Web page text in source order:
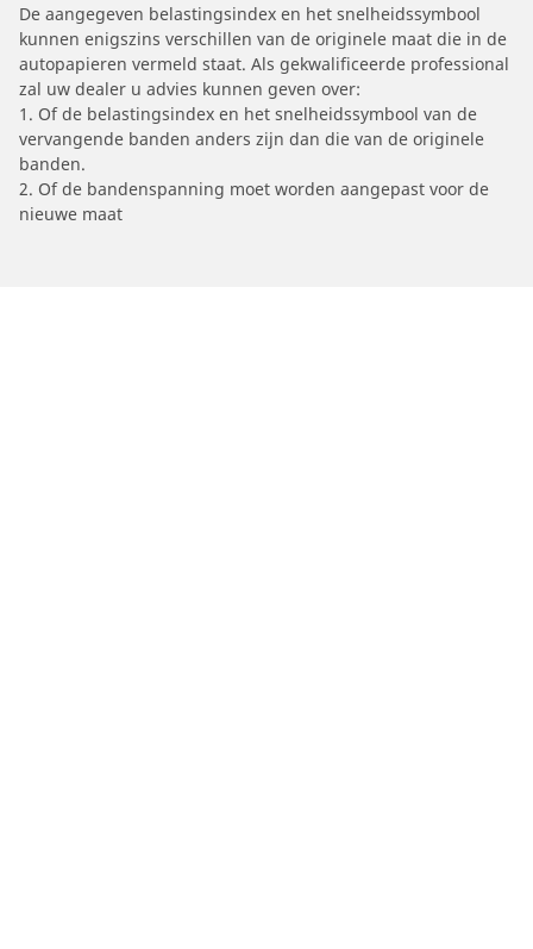
De aangegeven belastingsindex en het snelheidssymbool
kunnen enigszins verschillen van de originele maat die in de
autopapieren vermeld staat. Als gekwalificeerde professional
zal uw dealer u advies kunnen geven over:
1. Of de belastingsindex en het snelheidssymbool van de
vervangende banden anders zijn dan die van de originele
banden.
2. Of de bandenspanning moet worden aangepast voor de
nieuwe maat